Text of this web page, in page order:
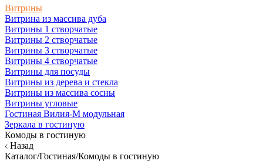
Витрины
Витрина из массива дуба
Витрины 1 створчатые
Витрины 2 створчатые
Витрины 3 створчатые
Витрины 4 створчатые
Витрины для посуды
Витрины из дерева и стекла
Витрины из массива сосны
Витрины угловые
Гостиная Вилия-М модульная
Зеркала в гостиную
Комоды в гостиную
Назад
Каталог/Гостиная/Комоды в гостиную